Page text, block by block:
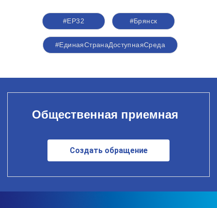
#ЕР32 #Брянск
#ЕдинаяСтранаДоступнаяСреда
Общественная приемная
Создать обращение